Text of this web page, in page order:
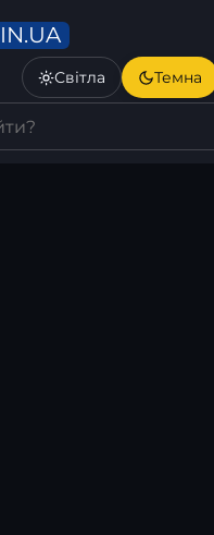
IN.UA
Світла Темна